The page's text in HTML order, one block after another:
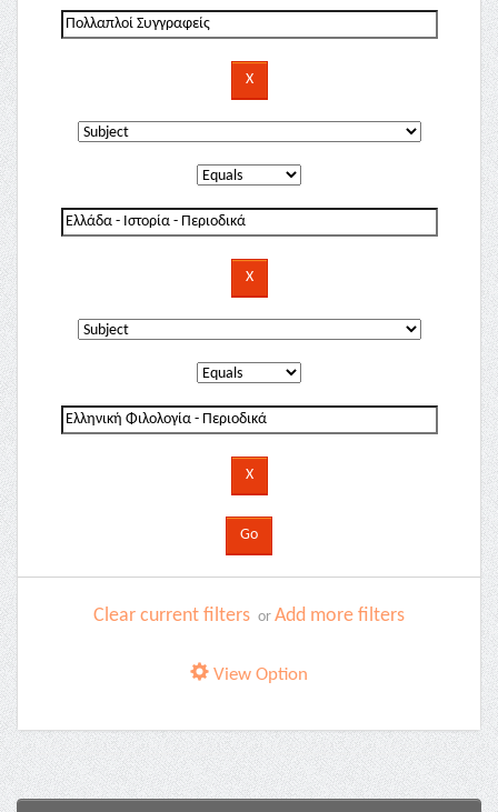
Clear current filters or Add more filters
View Option